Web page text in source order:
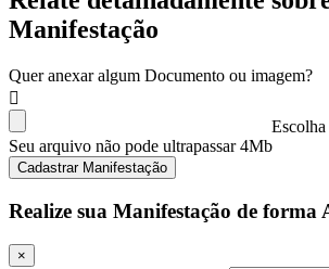
Manifestação
Quer anexar algum Documento ou imagem?
Seu arquivo não pode ultrapassar 4Mb
Cadastrar Manifestação
Realize sua Manifestação de forma
×